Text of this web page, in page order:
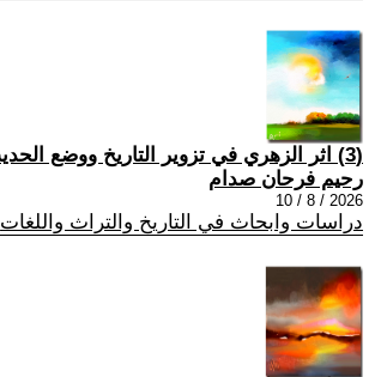
(3) اثر الزهري في تزوير التاريخ ووضع الحديث
رحيم فرحان صدام
2026 / 8 / 10
دراسات وابحاث في التاريخ والتراث واللغات